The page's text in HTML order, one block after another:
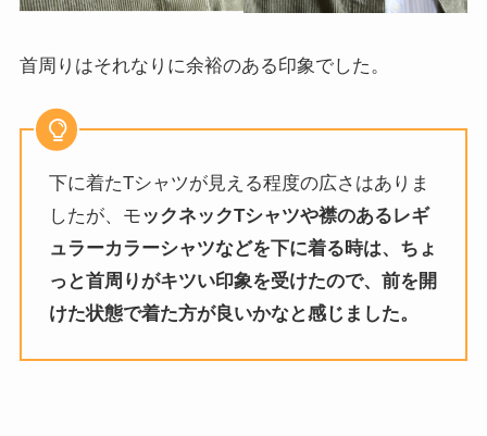
首周りはそれなりに余裕のある印象でした。
下に着たTシャツが見える程度の広さはありま
したが、モックネックTシャツや襟のあるレギ
ュラーカラーシャツなどを下に着る時は、ちょ
っと首周りがキツい印象を受けたので、前を開
けた状態で着た方が良いかなと感じました。